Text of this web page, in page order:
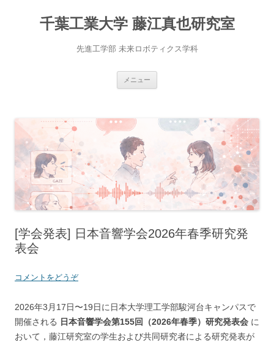
千葉工業大学 藤江真也研究室
先進工学部 未来ロボティクス学科
メニュー
へ
移
[学会発表] 日本音響学会2026年春季研究発
表会
コメントをどうぞ
2026年3月17日〜19日に日本大学理工学部駿河台キャンパスで
開催される 日本音響学会第155回（2026年春季）研究発表会 に
おいて，藤江研究室の学生および共同研究者による研究発表が